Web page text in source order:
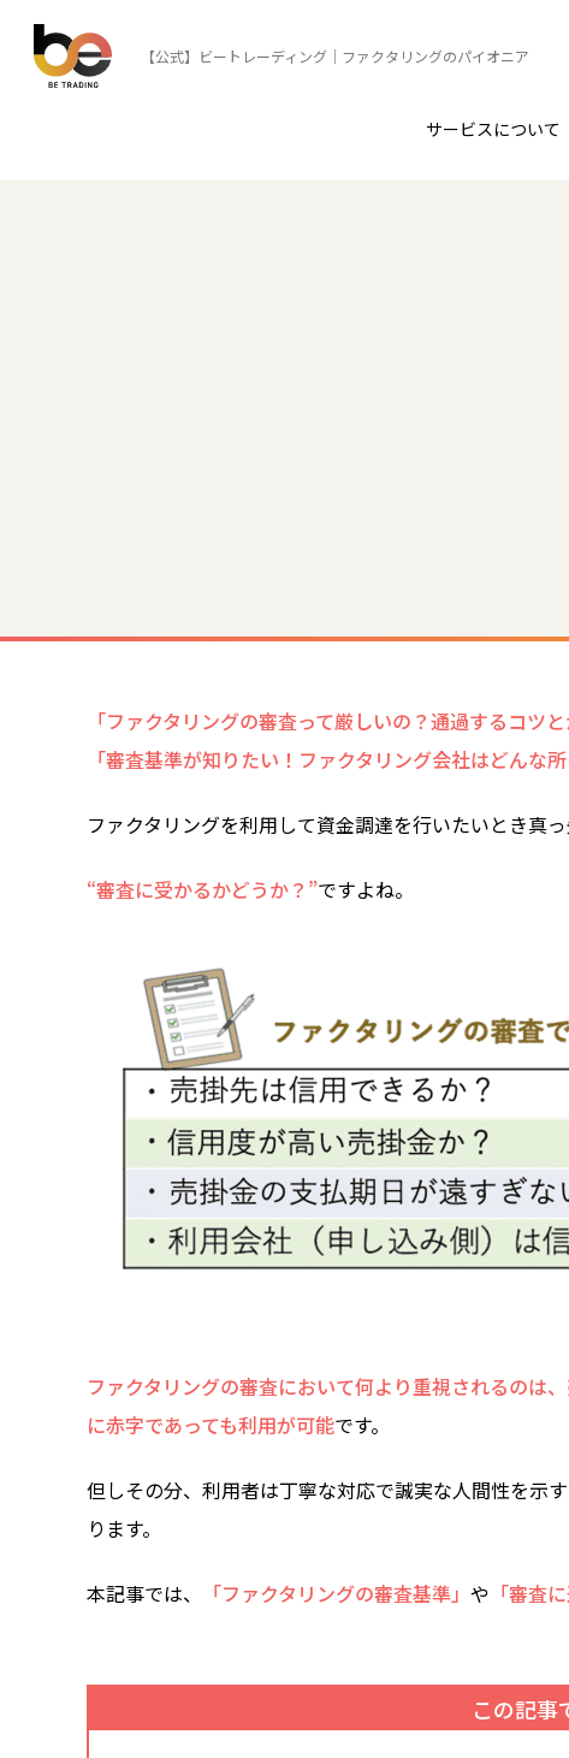
【公式】ビートレーディング｜ファクタリングのパイオニア
サービスについて
「ファクタリングの審査って厳しいの？通過するコツと
「審査基準が知りたい！ファクタリング会社はどんな
ファクタリングを利用して資金調達を行いたいとき真っ
“審査に受かるかどうか？”ですよね。
ファクタリングの審査において何より重視されるのは
に赤字であっても利用が可能です。
但しその分、利用者は丁寧な対応で誠実な人間性を示
ります。
本記事では、 「ファクタリングの審査基準」 や 「審査
この記事